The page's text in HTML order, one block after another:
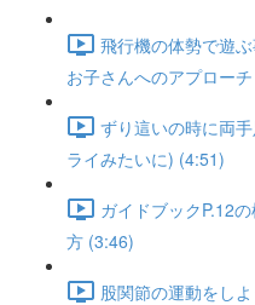
飛行機の体勢で遊
お子さんへのアプロー
ずり這いの時に両
ライみたいに) (4:51)
ガイドブックP.12
方 (3:46)
股関節の運動をし